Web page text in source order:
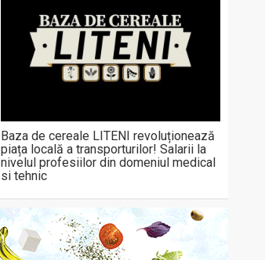
Baza de cereale LITENI revoluționează
piața locală a transporturilor! Salarii la
nivelul profesiilor din domeniul medical
si tehnic